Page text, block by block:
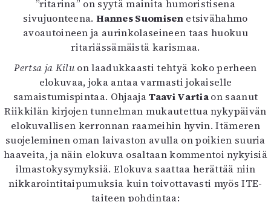
”ritarina” on syytä mainita humoristisena
sivujuonteena.Hannes Suomisenetsivähahmo
avoautoineen ja aurinkolaseineen taas huokuu
ritariässämäistä karismaa.
Pertsa ja Kiluon laadukkaasti tehtyä koko perheen
elokuvaa, joka antaa varmasti jokaiselle
samaistumispintaa. OhjaajaTaavi Vartiaon saanut
Riikkilän kirjojen tunnelman mukautettua nykypäivän
elokuvallisen kerronnan raameihin hyvin. Itämeren
suojeleminen oman laivaston avulla on poikien suuria
haaveita, ja näin elokuva osaltaan kommentoi nykyisiä
ilmastokysymyksiä. Elokuva saattaa herättää niin
nikkarointitaipumuksia kuin toivottavasti myös ITE-
taiteen pohdintaa: